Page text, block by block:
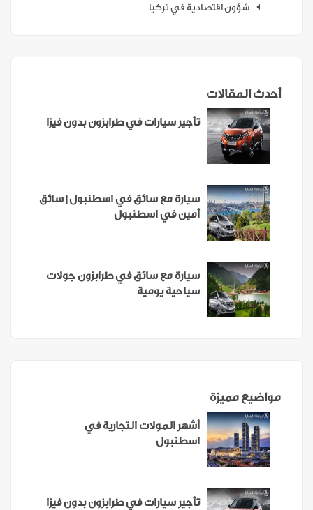
شؤون اقتصادية في تركيا
أحدث المقالات
تأجير سيارات في طرابزون بدون فيزا
سيارة مع سائق في اسطنبول | سائق
أمين في اسطنبول
سيارة مع سائق في طرابزون جولات
سياحية يومية
مواضيع مميزة
أشهر المولات التجارية في
اسطنبول
تأجير سيارات في طرابزون بدون فيزا